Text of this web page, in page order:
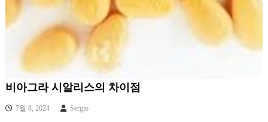
비아그라 시알리스의 차이점
7월 8, 2024 Sergio